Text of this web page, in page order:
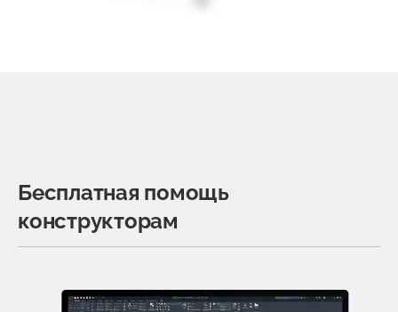
Бесплатная помощь
конструкторам